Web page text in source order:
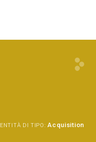
ENTITÀ DI TIPO: Acquisition